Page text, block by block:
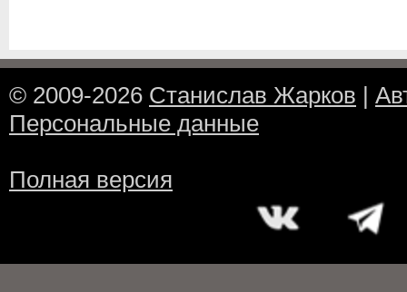
© 2009-2026 Станислав Жарков |
Персональные данные
Полная версия